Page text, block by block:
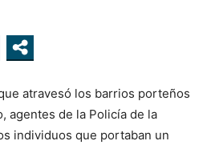
atravesó los barrios porteños
agentes de la Policía de la
individuos que portaban un